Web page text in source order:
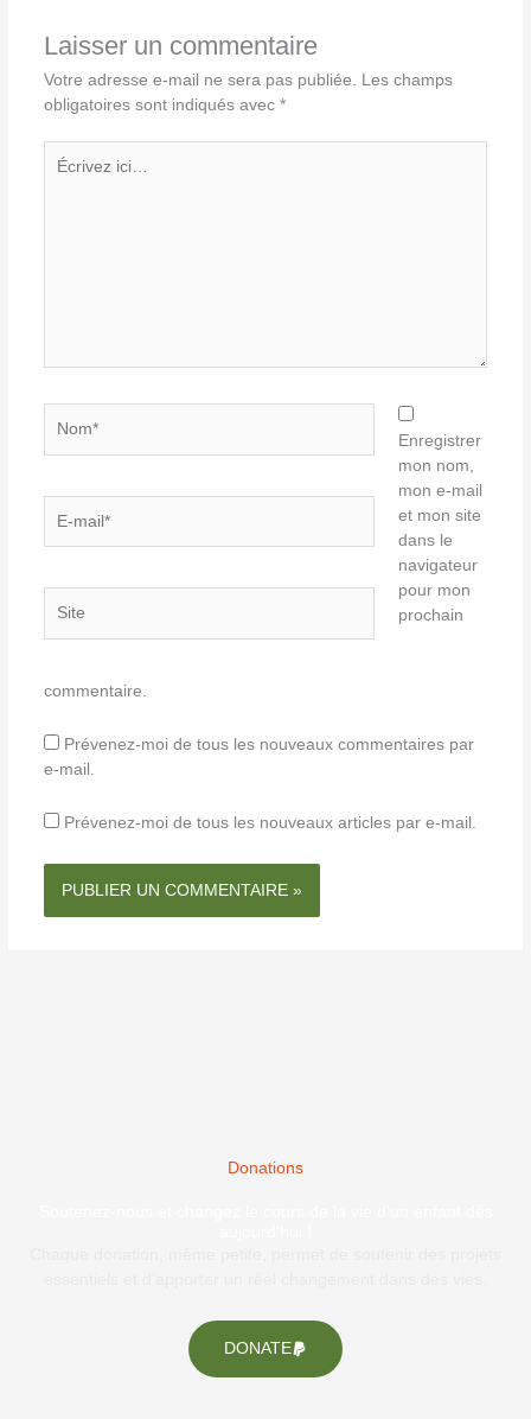
Laisser un commentaire
Votre adresse e-mail ne sera pas publiée.
Les champs
obligatoires sont indiqués avec *
Écrivez
ici…
mail*
Enregistrer
mon nom,
mon e-mail
et mon site
dans le
navigateur
pour mon
prochain
commentaire.
Prévenez-moi de tous les nouveaux commentaires par
e-mail.
Prévenez-moi de tous les nouveaux articles par e-mail.
Donations
DONATE